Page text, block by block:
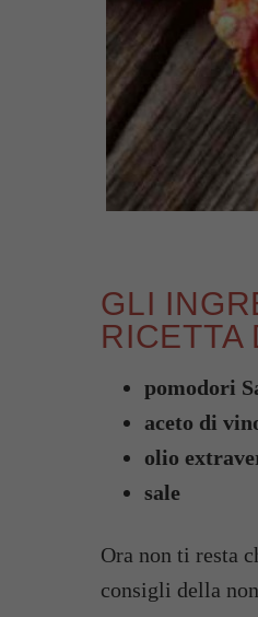
GLI
RICETTA
pomodori
aceto di
olio
sale
Ora non ti resta
consigli della